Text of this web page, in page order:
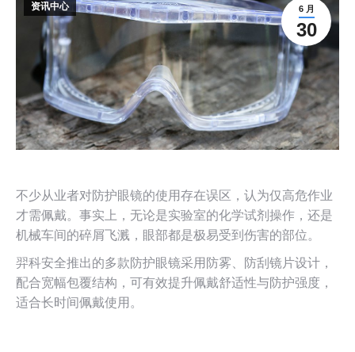
6 月
30
资讯中心
不少从业者对防护眼镜的使用存在误区，认为仅高危作业
才需佩戴。事实上，无论是实验室的化学试剂操作，还是
机械车间的碎屑飞溅，眼部都是极易受到伤害的部位。
羿科安全推出的多款防护眼镜采用防雾、防刮镜片设计，
配合宽幅包覆结构，可有效提升佩戴舒适性与防护强度，
适合长时间佩戴使用。